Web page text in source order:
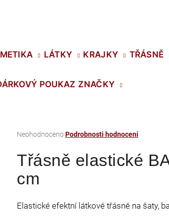
LÁTKY KRAJKY TŘÁSNĚ
POUKAZ ZNAČKY
Průměrné
produktu
je
0,0
hvězdiček.
NeohodnocenoPodrobnosti hodnocení
Třásně elastické
cm
Elastické efektní látkové třásně na šaty,